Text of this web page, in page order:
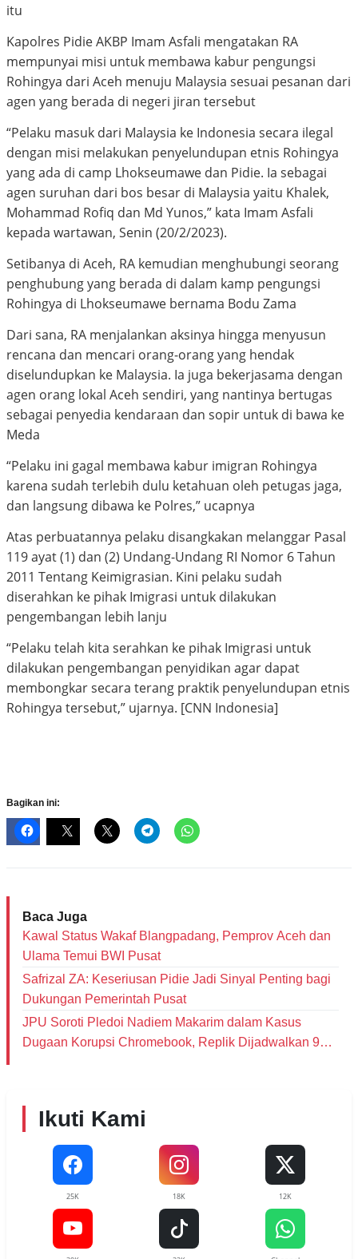
itu
Kapolres Pidie AKBP Imam Asfali mengatakan RA
mempunyai misi untuk membawa kabur pengungsi
Rohingya dari Aceh menuju Malaysia sesuai pesanan dari
agen yang berada di negeri jiran tersebut
“Pelaku masuk dari Malaysia ke Indonesia secara ilegal
dengan misi melakukan penyelundupan etnis Rohingya
yang ada di camp Lhokseumawe dan Pidie. Ia sebagai
agen suruhan dari bos besar di Malaysia yaitu Khalek,
Mohammad Rofiq dan Md Yunos,” kata Imam Asfali
kepada wartawan, Senin (20/2/2023).
Setibanya di Aceh, RA kemudian menghubungi seorang
penghubung yang berada di dalam kamp pengungsi
Rohingya di Lhokseumawe bernama Bodu Zama
Dari sana, RA menjalankan aksinya hingga menyusun
rencana dan mencari orang-orang yang hendak
diselundupkan ke Malaysia. Ia juga bekerjasama dengan
agen orang lokal Aceh sendiri, yang nantinya bertugas
sebagai penyedia kendaraan dan sopir untuk di bawa ke
Meda
“Pelaku ini gagal membawa kabur imigran Rohingya
karena sudah terlebih dulu ketahuan oleh petugas jaga,
dan langsung dibawa ke Polres,” ucapnya
Atas perbuatannya pelaku disangkakan melanggar Pasal
119 ayat (1) dan (2) Undang-Undang RI Nomor 6 Tahun
2011 Tentang Keimigrasian. Kini pelaku sudah
diserahkan ke pihak Imigrasi untuk dilakukan
pengembangan lebih lanju
“Pelaku telah kita serahkan ke pihak Imigrasi untuk
dilakukan pengembangan penyidikan agar dapat
membongkar secara terang praktik penyelundupan etnis
Rohingya tersebut,” ujarnya. [CNN Indonesia]
Bagikan ini:
Baca Juga
Kawal Status Wakaf Blangpadang, Pemprov Aceh dan
Ulama Temui BWI Pusat
Safrizal ZA: Keseriusan Pidie Jadi Sinyal Penting bagi
Dukungan Pemerintah Pusat
JPU Soroti Pledoi Nadiem Makarim dalam Kasus
Dugaan Korupsi Chromebook, Replik Dijadwalkan 9
Ikuti Kami
25K 18K 12K